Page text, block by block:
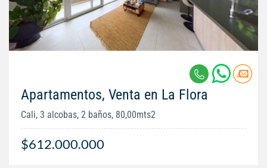
Apartamentos, Venta en La Flora
Cali, 3 alcobas, 2 baños, 80,00mts2
$612.000.000